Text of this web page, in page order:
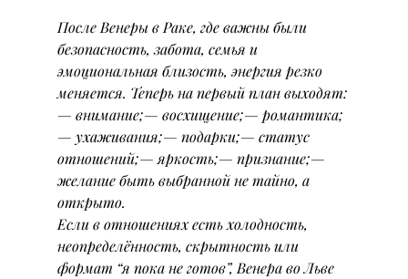
После Венеры в Раке, где важны были
безопасность, забота, семья и
эмоциональная близость, энергия резко
меняется. Теперь на первый план выходят:
— внимание;— восхищение;— романтика;
— ухаживания;— подарки;— статус
отношений;— яркость;— признание;—
желание быть выбранной не тайно, а
открыто.
Если в отношениях есть холодность,
неопределённость, скрытность или
формат “я пока не готов”, Венера во Льве